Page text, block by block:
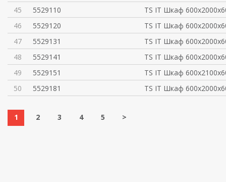
45
5529110
TS IT Шкаф
46
5529120
TS IT Шкаф
47
5529131
TS IT Шкаф
48
5529141
TS IT Шкаф
49
5529151
TS IT Шкаф
50
5529181 TS IT Шкаф
1 2 3 4 5 >